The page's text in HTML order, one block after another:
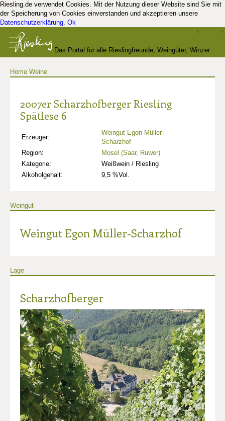
Riesling.de verwendet Cookies. Mit der Nutzung dieser Website sind Sie mit
der Speicherung von Cookies einverstanden und akzeptieren unsere
Datenschutzerklärung. Ok
Das Portal für alle Rieslingfreunde, Weingüter, Winzer
Home Weine
2007er Scharzhofberger Riesling
Spätlese 6
Erzeuger:
Weingut Egon Müller-
Scharzhof
Region:
Mosel (Saar, Ruwer)
Kategorie:
Weißwein / Riesling
Alkoholgehalt:
9,5 %Vol.
Weingut
Weingut Egon Müller-Scharzhof
Lage
Scharzhofberger